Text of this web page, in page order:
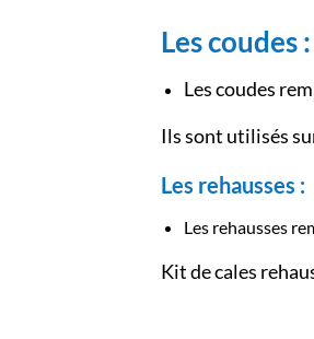
Les coudes :
Les coudes
Ils sont utilisés
Les rehausses :
Les rehausses
Kit de cales